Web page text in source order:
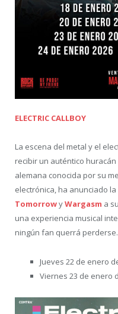
ELECTRIC CALLBOY
La escena del metal y el
recibir un auténtico
alemana conocida por su
electrónica, ha anunciado
TomorrowyWargasm a
una experiencia musical
ningún fan querrá perderse.
Jueves 22 de enero
Viernes 23 de enero